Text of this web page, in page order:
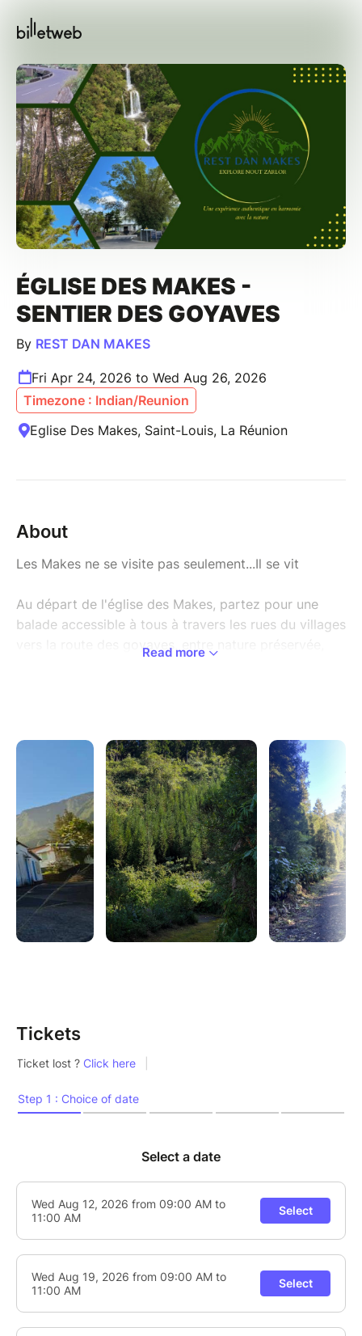
ÉGLISE DES MAKES -
SENTIER DES GOYAVES
By REST DAN MAKES
Fri Apr 24, 2026 to Wed Aug 26, 2026
Timezone : Indian/Reunion
Eglise Des Makes, Saint-Louis, La Réunion
About
Les Makes ne se visite pas seulement...Il se vit
Au départ de l'église des Makes, partez pour une
balade accessible à tous à travers les rues du villages
vers la route des goyaves, entre nature préservée,
ce que seuls ceux qui vivent ici peuvent raconter.
Prenez le temps de marcher, de respirer et de vous
Chaque balade est une rencontre
Chaque histoire est un souvenir
Respirez. Émerveillez-vous. Vivez les Makes
Niveau de difficulté : FACILE. durée 2H
Read more
Tickets